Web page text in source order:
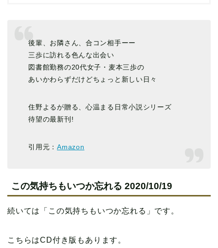
後輩、お隣さん、合コン相手ーー
三歩に訪れる色んな出会い
図書館勤務の20代女子・麦本三歩の
あいかわらずだけどちょっと新しい日々
住野よるが贈る、心温まる日常小説シリーズ
待望の最新刊!
引用元：Amazon
この気持ちもいつか忘れる 2020/10/19
続いては「この気持ちもいつか忘れる」です。
こちらはCD付き版もあります。